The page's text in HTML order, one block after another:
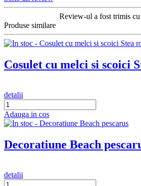
Review-ul a fost trimis cu
Produse similare
Cosulet cu melci si scoici
detalii
Adauga in cos
Decoratiune Beach
detalii